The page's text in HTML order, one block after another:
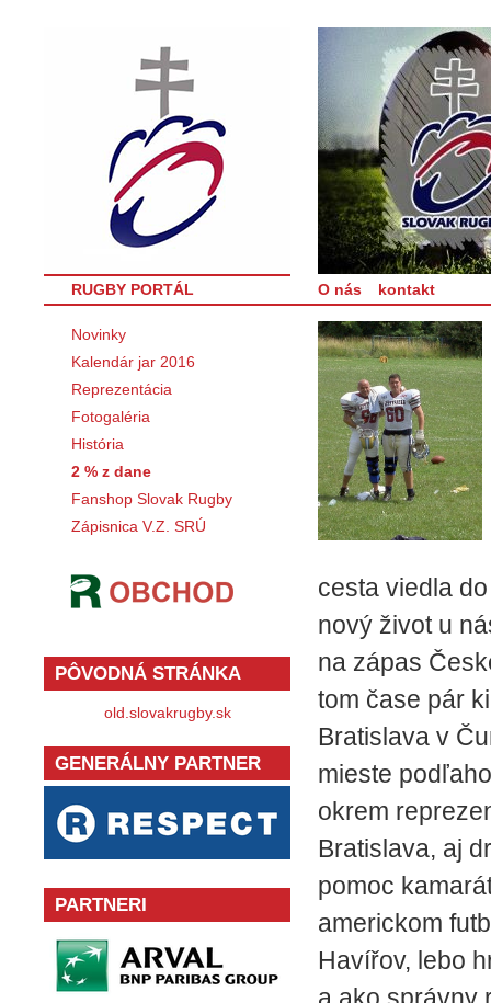
RUGBY PORTÁL O nás kontakt
Novinky
Kalendár jar 2016
Reprezentácia
Fotogaléria
História
2 % z dane
Fanshop Slovak Rugby
Zápisnica V.Z. SRÚ
PÔVODNÁ STRÁNKA
old.slovakrug­by.sk
GENERÁLNY PARTNER
PARTNERI
cesta viedla
nový život u
na zápas
tom čase pár
Bratislava v
mieste
okrem
Bratislava, aj
pomoc
americkom
Havířov, lebo